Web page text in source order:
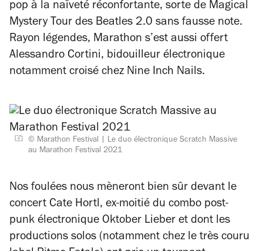
pop à la naïveté réconfortante, sorte de Magical
Mystery Tour des Beatles 2.0 sans fausse note.
Rayon légendes, Marathon s’est aussi offert
Alessandro Cortini, bidouilleur électronique
notamment croisé chez Nine Inch Nails.
© Marathon Festival
Le duo électronique Scratch Massive
au Marathon Festival 2021
Nos foulées nous mèneront bien sûr devant le
concert Cate Hortl, ex-moitié du combo post-
punk électronique Oktober Lieber et dont les
productions solos (notamment chez le très couru